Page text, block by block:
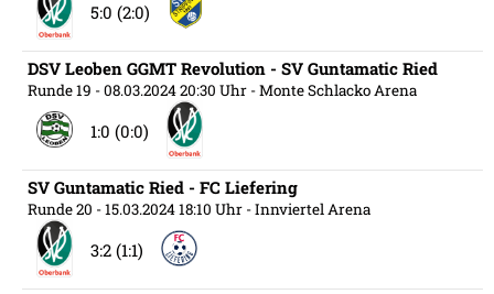
5:0 (2:0)
DSV Leoben GGMT Revolution - SV Guntamatic Ried
Runde 19 - 08.03.2024 20:30 Uhr - Monte Schlacko Arena
1:0 (0:0)
SV Guntamatic Ried - FC Liefering
Runde 20 - 15.03.2024 18:10 Uhr - Innviertel Arena
3:2 (1:1)